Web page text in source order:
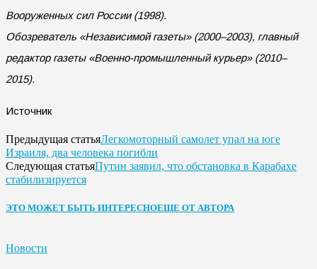
Вооруженных сил России (1998).
Обозреватель «Независимой газеты» (2000–2003), главный
редактор газеты «Военно-промышленный курьер» (2010–
2015).
Источник
Предыдущая статьяЛегкомоторный самолет упал на юге
Израиля, два человека погибли
Следующая статьяПутин заявил, что обстановка в Карабахе
стабилизируется
ЭТО МОЖЕТ БЫТЬ ИНТЕРЕСНОЕЩЕ ОТ АВТОРА
Новости